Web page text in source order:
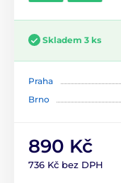
Skladem 3 ks
Praha
Brno
890 Kč
736 Kč bez DPH